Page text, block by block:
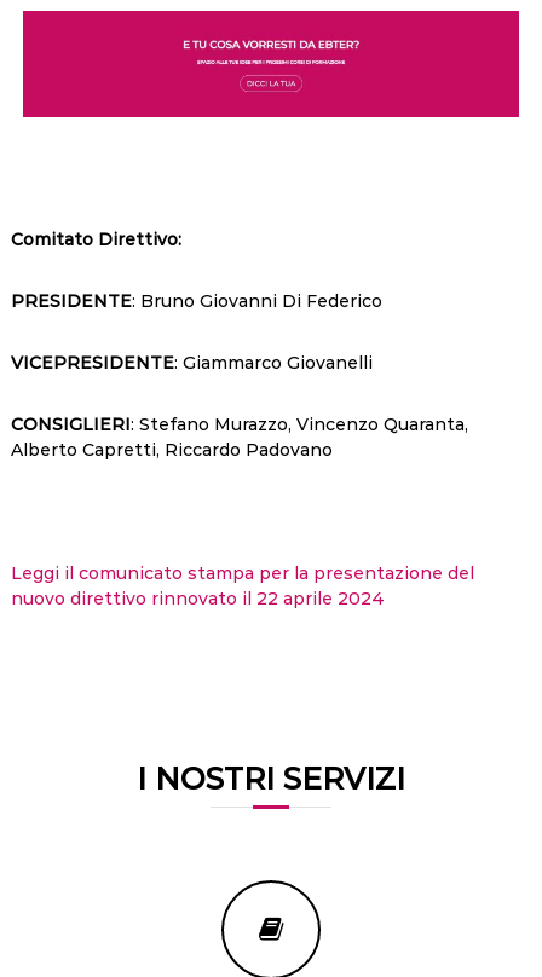
Comitato Direttivo:
PRESIDENTE: Bruno Giovanni Di Federico
VICEPRESIDENTE: Giammarco Giovanelli
CONSIGLIERI: Stefano Murazzo, Vincenzo Quaranta,
Alberto Capretti, Riccardo Padovano
Leggi il comunicato stampa per la presentazione del
nuovo direttivo rinnovato il 22 aprile 2024
I NOSTRI SERVIZI